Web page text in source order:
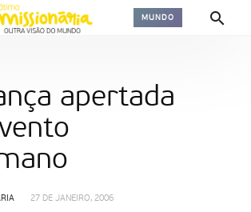
MUNDO
apertada
27 DE JANEIRO, 2006